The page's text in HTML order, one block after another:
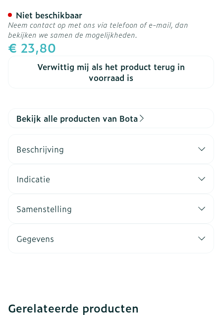
€ 23,80
Verwittig mij als het product terug in
voorraad is
Niet beschikbaar
Neem contact op met ons via telefoon of e-mail, dan
bekijken we samen de mogelijkheden.
Bekijk alle producten van Bota
Beschrijving
Indicatie
Samenstelling
Gegevens
Gerelateerde producten